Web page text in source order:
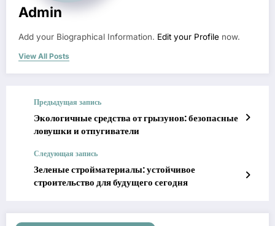
Admin
Add your Biographical Information. Edit your Profile now.
View All Posts
Предыдущая запись
Экологичные средства от грызунов: безопасные
ловушки и отпугиватели
Следующая запись
Зеленые стройматериалы: устойчивое
строительство для будущего сегодня